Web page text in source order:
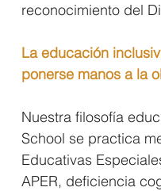
reconocimiento del
La educación
ponerse manos a la
Nuestra filosofía
School se practica
Educativas
APER, deficiencia